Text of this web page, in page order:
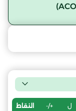
ل +/- النقاط